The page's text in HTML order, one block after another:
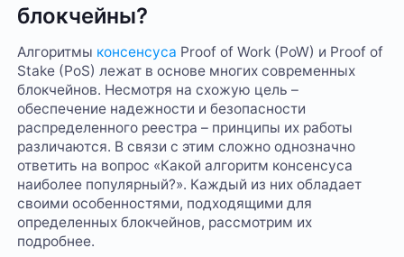
блокчейны?
Алгоритмы консенсуса Proof of Work (PoW) и Proof of
Stake (PoS) лежат в основе многих современных
блокчейнов. Несмотря на схожую цель –
обеспечение надежности и безопасности
распределенного реестра – принципы их работы
различаются. В связи с этим сложно однозначно
ответить на вопрос «Какой алгоритм консенсуса
наиболее популярный?». Каждый из них обладает
своими особенностями, подходящими для
определенных блокчейнов, рассмотрим их
подробнее.